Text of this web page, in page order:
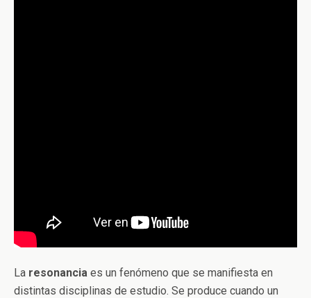
La resonancia es un fenómeno que se manifiesta en
distintas disciplinas de estudio. Se produce cuando un